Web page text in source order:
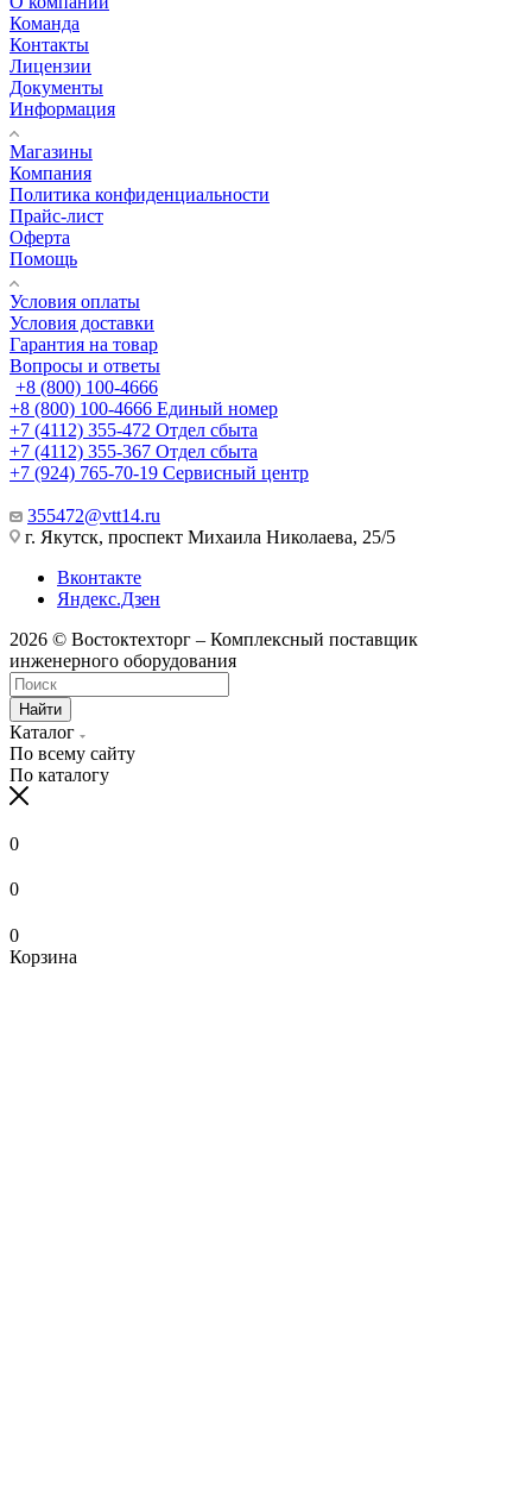
Команда
Контакты
Лицензии
Документы
Информация
Магазины
Компания
Политика конфиденциальности
Прайс-лист
Оферта
Помощь
Условия оплаты
Условия доставки
Гарантия на товар
Вопросы и ответы
+8 (800) 100-4666
+8 (800) 100-4666 Единый номер
+7 (4112) 355-472 Отдел сбыта
+7 (4112) 355-367 Отдел сбыта
+7 (924) 765-70-19 Сервисный центр
355472@vtt14.ru
г. Якутск, проспект Михаила Николаева, 25/5
Вконтакте
Яндекс.Дзен
2026 © Востоктехторг – Комплексный поставщик
инженерного оборудования
Найти
Каталог
По всему сайту
По каталогу
0
0
0
Корзина